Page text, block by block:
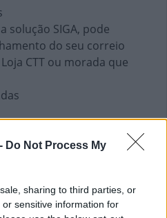
Do Not Process My
sharing to third parties, or
sensitive information for
solução SIGA, pode
do seu correio
CTT ou morada que